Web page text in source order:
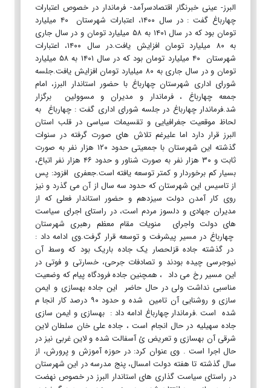
البرز- عینی خبرنگار اقتصادسرآمد- فرماندار در خصوص اعتبارات
چهارباغ گفت : در سال ۱۴۰۰، اعتبارات شهرستان ۴۰ میلیارد
تومان بود که در سال ۱۴۰۱ به ۵۸ میلیارد تومان و در سال جاری
به ۸۰ میلیارد تومان افزایش یافت.در سال ۱۴۰۰، اعتبارات
شهرستان ۴۰ میلیارد تومان بود که در سال ۱۴۰۱ به ۵۸ میلیارد
تومان و در سال جاری به ۸۰ میلیارد تومان افزایش یافت.جلسه
شورای اداری شهرستان چهارباغ با حضور استاندار البرز، امام
جمعه چهارباغ ، فرماندار و مدیران و مسوولین برگزار
شد.فرماندار چهارباغ در جلسه شورای اداری گفت : چهارباغ به
لحاظ موقعیت جغرافیایی و تقسیمات سیاسی در قلب استان
البرز قرار دارد اما علیرغم تلاش های صورت گرفته در سنوات
گذشته این شهرستان با جمعیتی حدود ۱۲۰ هزار نفر به صورت
ثابت و ۳۰ هزار نفر به صورت شناور و حدود ۴۶ هزار نفر اتباع،
بسیار کم برخوردار و کمتر توسعه یافته است.جعفری افزود: پس
از تاسیس این شهرستان که حدود سه سال از آن می گذرد و نیز
روی کار آمدن دولت سیزدهم و حضور استاندار فعلی که از
مدیران جهادی و دلسوز مردم است، در راستای اجرای سیاست
های دولت واجرای منویات مقام معظم رهبری شهرستان
چهارباغ در مسیر پیشرفت و توسعه قرار گرفت.وی ادامه داد :
در گذشته جاده قزلحصار یک جاده باریک بود که وسط آن
نیوجرسی چیده بودند و تصادفات جرحی، خسارتی و فوتی در
این مسیر رخ می داد ، همچنین جاده فرودگاه پیام که وضعیت
مناسبی نداشت ولی در حال حاضر این جاده بهسازی و ایمن
سازی و روشنایی آن تامین شده و حدود ۹۰ درصد کار انجا م
شده است .فرماندار چهارباغ ادامه داد : بهسازی و ایمن سازی
جاده سهیلیه در حال انجام است ، جاده علی خان سلطان لاین
شرقی آن بهسازی و تعریض ئ آسفالت شده و لاین غربی نیز در
حال اجرا است . وی عنوان کرد: در حوزه آموزش و پرورش، از
سال گذشته تا هفته دولت امسال، پنج مدرسه در این شهرستان
در راستای سیاست گذاری های استاندار البرز در خصوص نهضت